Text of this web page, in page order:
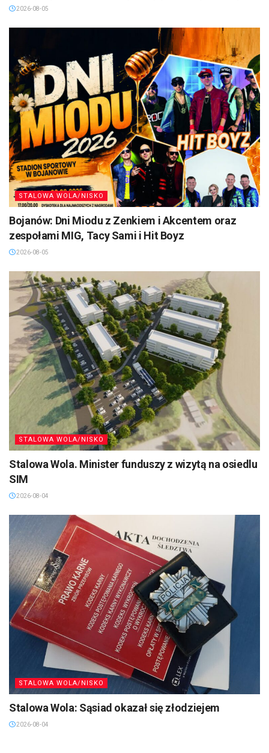
2026-08-05
STALOWA WOLA/NISKO
Bojanów: Dni Miodu z Zenkiem i Akcentem oraz
zespołami MIG, Tacy Sami i Hit Boyz
2026-08-05
STALOWA WOLA/NISKO
Stalowa Wola. Minister funduszy z wizytą na osiedlu
SIM
2026-08-04
STALOWA WOLA/NISKO
Stalowa Wola: Sąsiad okazał się złodziejem
2026-08-04